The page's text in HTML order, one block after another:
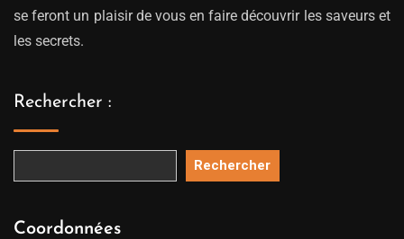
se feront un plaisir de vous en faire découvrir les saveurs et
les secrets.
Rechercher :
Rechercher
Coordonnées